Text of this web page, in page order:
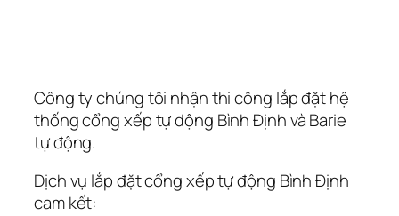
Công ty chúng tôi nhận thi công lắp đặt hệ
thống cổng xếp tự động Bình Định và Barie
tự động.
Dịch vụ lắp đặt cổng xếp tự động Bình Định
cam kết: